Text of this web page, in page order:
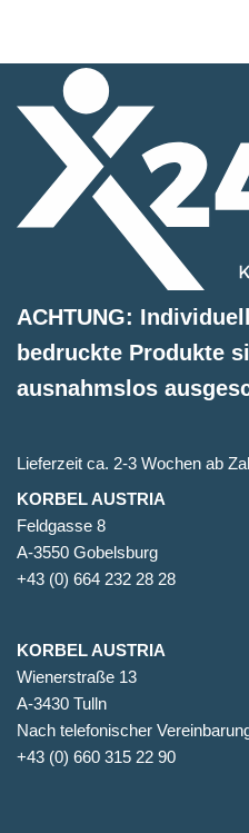
ACHTUNG:
bedruckte Produkte
ausnahmslos
Lieferzeit ca. 2-3 Wochen ab
KORBEL AUSTRIA
Feldgasse 8
A-3550 Gobelsburg
+43 (0) 664 232 28 28
KORBEL AUSTRIA
Wienerstraße 13
A-3430 Tulln
Nach telefonischer
+43 (0) 660 315 22 90